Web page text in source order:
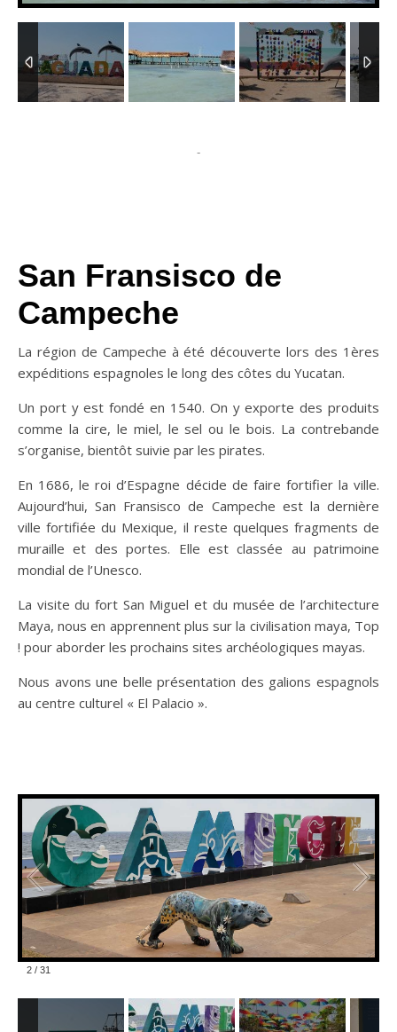
-
San Fransisco de
Campeche
La région de Campeche à été découverte lors des 1ères
expéditions espagnoles le long des côtes du Yucatan.
Un port y est fondé en 1540. On y exporte des produits
comme la cire, le miel, le sel ou le bois. La contrebande
s’organise, bientôt suivie par les pirates.
En 1686, le roi d’Espagne décide de faire fortifier la ville.
Aujourd’hui, San Fransisco de Campeche est la dernière
ville fortifiée du Mexique, il reste quelques fragments de
muraille et des portes. Elle est classée au patrimoine
mondial de l’Unesco.
La visite du fort San Miguel et du musée de l’architecture
Maya, nous en apprennent plus sur la civilisation maya, Top
! pour aborder les prochains sites archéologiques mayas.
Nous avons une belle présentation des galions espagnols
au centre culturel « El Palacio ».
3 / 31